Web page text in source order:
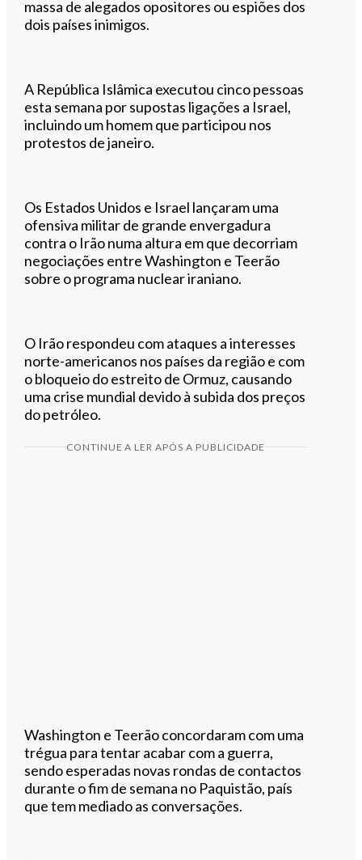
massa de alegados opositores ou espiões dos
dois países inimigos.
A República Islâmica executou cinco pessoas
esta semana por supostas ligações a Israel,
incluindo um homem que participou nos
protestos de janeiro.
Os Estados Unidos e Israel lançaram uma
ofensiva militar de grande envergadura
contra o Irão numa altura em que decorriam
negociações entre Washington e Teerão
sobre o programa nuclear iraniano.
O Irão respondeu com ataques a interesses
norte-americanos nos países da região e com
o bloqueio do estreito de Ormuz, causando
uma crise mundial devido à subida dos preços
do petróleo.
CONTINUE A LER APÓS A PUBLICIDADE
Washington e Teerão concordaram com uma
trégua para tentar acabar com a guerra,
sendo esperadas novas rondas de contactos
durante o fim de semana no Paquistão, país
que tem mediado as conversações.